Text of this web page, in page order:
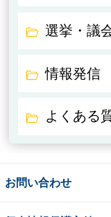
選挙・議
情報発信
よくある
お問い合わせ